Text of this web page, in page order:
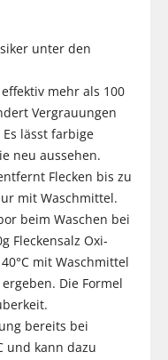
unter den
mehr als 100
Vergrauungen
lässt farbige
neu aussehen.
Flecken bis zu
mit Waschmittel.
beim Waschen bei
Fleckensalz Oxi-
mit Waschmittel
Die Formel
bereits bei
und kann dazu